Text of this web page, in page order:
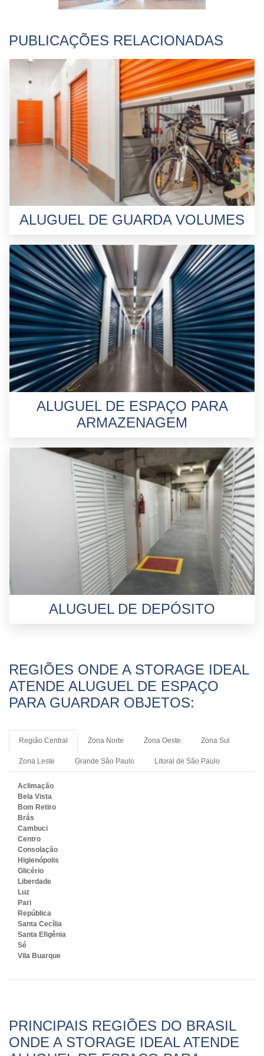
PUBLICAÇÕES RELACIONADAS
ALUGUEL DE GUARDA VOLUMES
ALUGUEL DE ESPAÇO PARA
ARMAZENAGEM
ALUGUEL DE DEPÓSITO
REGIÕES ONDE A STORAGE IDEAL
ATENDE ALUGUEL DE ESPAÇO
PARA GUARDAR OBJETOS:
Região Central Zona Norte Zona Oeste Zona Sul
Zona Leste Grande São Paulo Litoral de São Paulo
Aclimação
Bela Vista
Bom Retiro
Brás
Cambuci
Centro
Consolação
Higienópolis
Glicério
Liberdade
Luz
Pari
República
Santa Cecília
Santa Efigênia
Sé
Vila Buarque
PRINCIPAIS REGIÕES DO BRASIL
ONDE A STORAGE IDEAL ATENDE